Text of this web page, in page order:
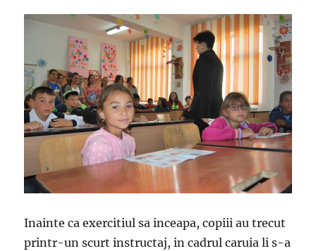
Inainte ca exercitiul sa inceapa, copiii au trecut
printr-un scurt instructaj, in cadrul caruia li s-a